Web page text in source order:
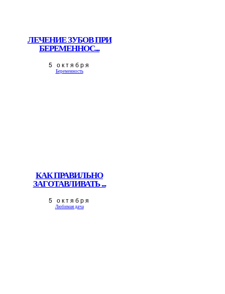
ЛЕЧЕНИЕ ЗУБОВ ПРИ
БЕРЕМЕННОС...
5 октября
Беременность
КАК ПРАВИЛЬНО
ЗАГОТАВЛИВАТЬ ...
5 октября
Любимая дача